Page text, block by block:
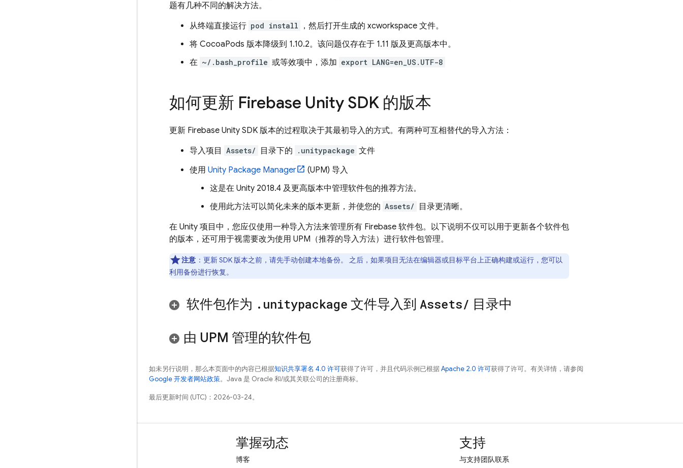
题有几种不同的解决方法。
从终端直接运行 pod install
，然后打开生成的 xcworkspace 文件。
将 CocoaPods 版本降级到 1.10.2。该问题仅存在于 1.11 版及更高版本中。
在 ~/.bash_profile 或等效项中，添加 export LANG=en_US.UTF-8
如何更新 Firebase Unity SDK 的版本
更新 Firebase Unity SDK 版本的过程取决于其最初导入的方式。有两种可互相替代的导入方法：
导入项目
Assets/ 目录下的 .unitypackage 文件
使用 Unity Package Manager
(UPM) 导入
这是在 Unity 2018.4 及更高版本中管理软件包的推荐方法。
使用此方法可以简化未来的版本更新，并使您的 Assets/
目录更清晰。
在 Unity 项目中，您应仅使用一种导入方法来管理所有 Firebase 软件包。以下说明不仅可以用于更新各个软件包
的版本，还可用于视需要改为使用 UPM（推荐的导入方法）进行软件包管理。
注意 ：更新 SDK 版本之前，请先手动创建本地备份。 之后，如果项目无法在编辑器或目标平台上正确构建或运行，您可以
利用备份进行恢复。
软件包作为 . unitypackage 文件导入到 Assets/ 目录中
由 UPM 管理的软件包
如未另行说明，那么本页面中的内容已根据知识共享署名 4.0 许可获得了许可，并且代码示例已根据Apache 2.0 许可获得了许可。有关详情，请参阅
Google 开发者网站政策。Java 是 Oracle 和/或其关联公司的注册商标。
最后更新时间 (UTC)：2026-03-24。
掌握动态
博客
支持
与支持团队联系